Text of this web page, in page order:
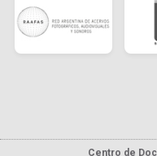
Centro de